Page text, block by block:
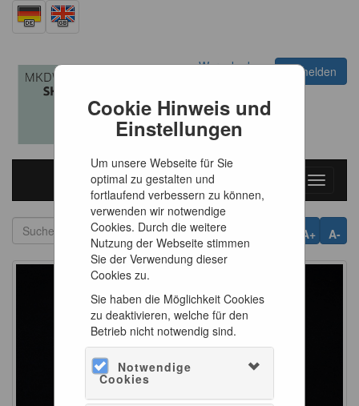
Cookie Hinweis und
Einstellungen
Um unsere Webseite für Sie
optimal zu gestalten und
fortlaufend verbessern zu können,
verwenden wir notwendige
Cookies. Durch die weitere
Nutzung der Webseite stimmen
Sie der Verwendung dieser
Cookies zu.
Sie haben die Möglichkeit Cookies
zu deaktivieren, welche für den
Betrieb nicht notwendig sind.
Notwendige
Cookies
Warenkorb
Anmelden
Toggle
A-
A+